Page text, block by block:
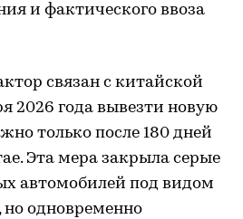
и фактического ввоза
связан с китайской
2026 года вывезти новую
только после 180 дней
Эта мера закрыла серые
автомобилей под видом
одновременно